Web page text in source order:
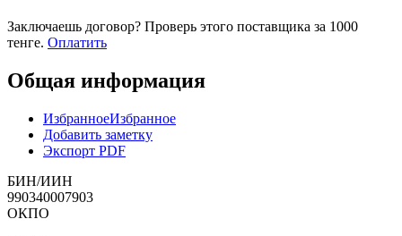
Заключаешь договор? Проверь этого поставщика за 1000
тенге. Оплатить
Общая информация
ИзбранноеИзбранное
Добавить заметку
Экспорт PDF
БИН/ИИН
990340007903
ОКПО